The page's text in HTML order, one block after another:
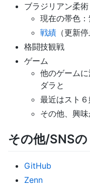
ブラジリアン柔術
現在の帯色
戦績 （更新停
格闘技観戦
ゲーム
他のゲーム
ダラと
最近はスト６
その他、興
その他/SNS
GitHub
Zenn